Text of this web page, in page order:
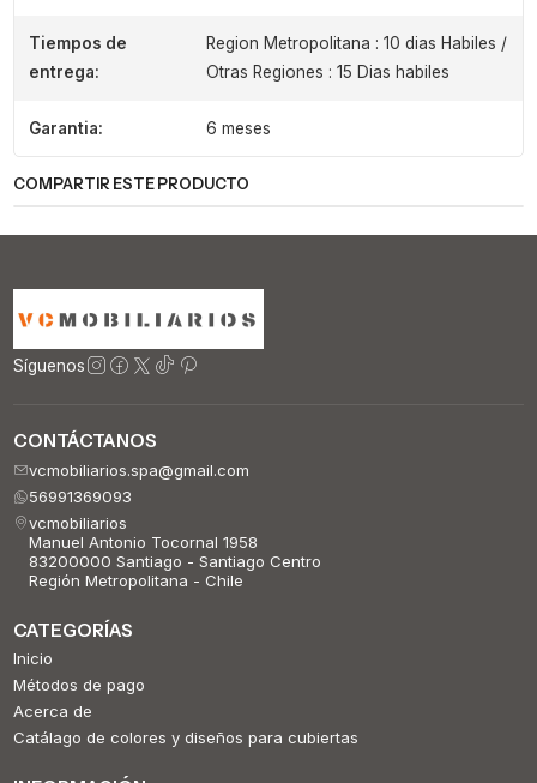
Tiempos de
entrega:
Region Metropolitana : 10 dias Habiles /
Otras Regiones : 15 Dias habiles
Garantia: 6 meses
COMPARTIR ESTE PRODUCTO
Síguenos
CONTÁCTANOS
vcmobiliarios.spa@gmail.com
56991369093
vcmobiliarios
Manuel Antonio Tocornal 1958
83200000 Santiago - Santiago Centro
Región Metropolitana - Chile
CATEGORÍAS
Inicio
Métodos de pago
Acerca de
Catálago de colores y diseños para cubiertas